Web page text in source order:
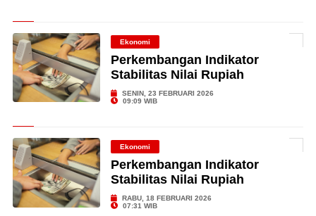
Ekonomi
Perkembangan Indikator
Stabilitas Nilai Rupiah
SENIN, 23 FEBRUARI 2026
09:09 WIB
Ekonomi
Perkembangan Indikator
Stabilitas Nilai Rupiah
RABU, 18 FEBRUARI 2026
07:31 WIB